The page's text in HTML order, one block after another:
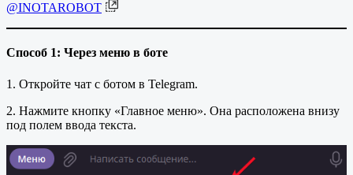
@INOTAROBOT
Способ 1: Через меню в боте
1. Откройте чат с ботом в Telegram.
2. Нажмите кнопку «Главное меню». Она расположена внизу
под полем ввода текста.